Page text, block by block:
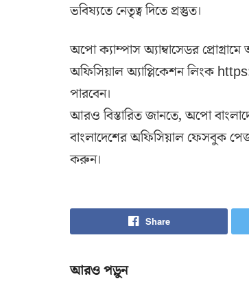
ভবিষ্যতে নেতৃত্ব দিতে প্রস্তুত।
অপো ক্যাম্পাস অ্যাম্বাসেডর
অফিসিয়াল অ্যাপ্লিকেশন লিংক
পারবেন।
আরও বিস্তারিত জানতে, অপো
বাংলাদেশের অফিসিয়াল
করুন।
Share
আরও পড়ুন